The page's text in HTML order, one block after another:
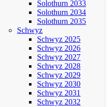
Solothurn 2033
Solothurn 2034
Solothurn 2035
Schwyz
Schwyz 2025
Schwyz 2026
Schwyz 2027
Schwyz 2028
Schwyz 2029
Schwyz 2030
Schwyz 2031
Schwyz 2032